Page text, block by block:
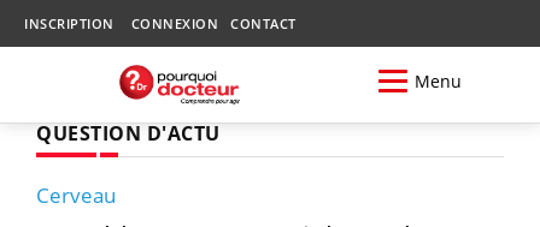
INSCRIPTION CONNEXION CONTACT
Menu
QUESTION D'ACTU
Cerveau